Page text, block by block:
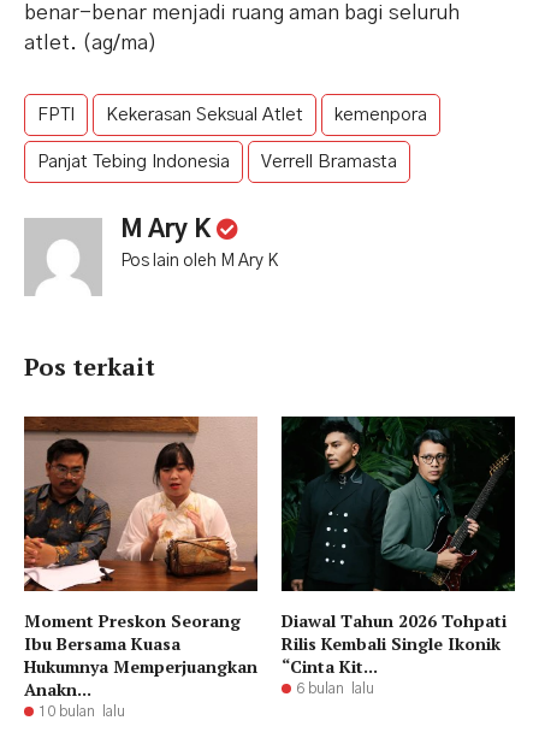
benar-benar menjadi ruang aman bagi seluruh
atlet. (ag/ma)
FPTI Kekerasan Seksual Atlet kemenpora
Panjat Tebing Indonesia Verrell Bramasta
M Ary K
Pos lain oleh M Ary K
Pos terkait
Moment Preskon Seorang
Ibu Bersama Kuasa
Hukumnya Memperjuangkan
Anakn...
10 bulan lalu
Diawal Tahun 2026 Tohpati
Rilis Kembali Single Ikonik
“Cinta Kit...
6 bulan lalu